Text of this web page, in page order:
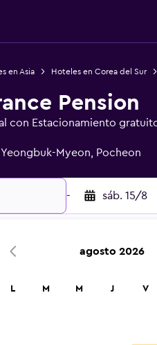
en Asia Hoteles en Corea del Sur
Pension
con Estacionamiento
Yeongbuk-Myeon, Pocheon
- sáb. 15/8
agosto 2026
L M M J V